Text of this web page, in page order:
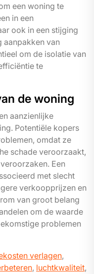
een woning te
in een
ook in een stijging
aanpakken van
om de isolatie van
te
de woning
aanzienlijke
Potentiële kopers
omdat ze
schade veroorzaakt,
Een
met slecht
verkoopprijzen en
van groot belang
om de waarde
problemen
verlagen,
, luchtkwaliteit,